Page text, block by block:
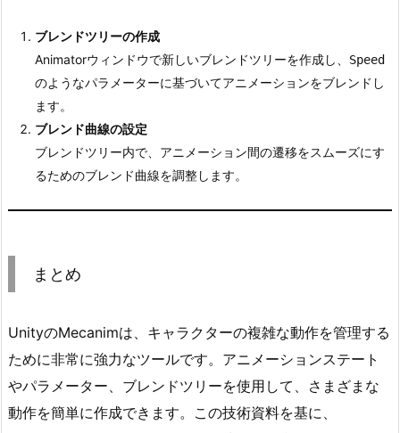
m
r
C
t
l
e
r
成
ブレンドツリーの作成
Animatorウィンドウで新しいブレンドツリーを作成し、 Speed
のようなパラメーターに基づいてアニメーションをブレンドし
ます。
ブレンド曲線の設定
ブレンドツリー内で、アニメーション間の遷移をスムーズにす
るためのブレンド曲線を調整します。
まとめ
UnityのMecanimは、キャラクターの複雑な動作を管理する
ために非常に強力なツールです。アニメーションステート
やパラメーター、ブレンドツリーを使用して、さまざまな
動作を簡単に作成できます。この技術資料を基に、